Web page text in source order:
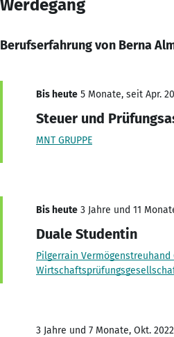
Werdegang
Berufserfahrung von Berna
Bis heute 5 Monate, seit Apr.
Steuer und
MNT GRUPPE
Bis heute 3 Jahre und 11
Duale Studentin
Pilgerrain Vermögenstreuhand
3 Jahre und 7 Monate, Okt.